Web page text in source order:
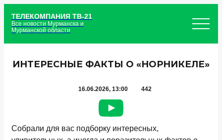
ТЕЛЕКОМПАНИЯ ТВ-21
Все новости Мурманска и
Мурманской области
ИНТЕРЕСНЫЕ ФАКТЫ О «НОРНИКЕЛЕ»
16.06.2026, 13:00 442
Собрали для вас подборку интересных,